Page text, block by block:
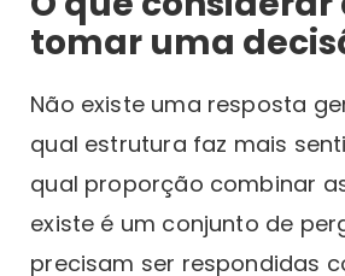
tomar uma
Não existe uma resposta
qual estrutura faz mais
qual proporção combinar
existe é um conjunto de
precisam ser respondidas